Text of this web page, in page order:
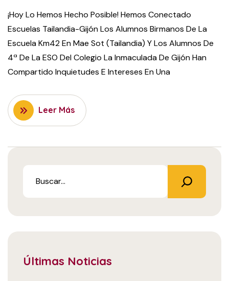
¡Hoy Lo Hemos Hecho Posible! Hemos Conectado
Escuelas Tailandia-Gijón Los Alumnos Birmanos De La
Escuela Km42 En Mae Sot (Tailandia) Y Los Alumnos De
4ª De La ESO Del Colegio La Inmaculada De Gijón Han
Compartido Inquietudes E Intereses En Una
Leer Más
Últimas Noticias